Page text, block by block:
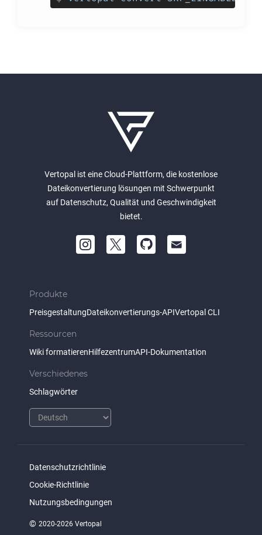
Vertopal ist eine Cloud-Plattform, die kostenlose
Dateikonvertierung lösungen mit Schwerpunkt
auf Datenschutz, Qualität und Geschwindigkeit
bietet.
Produkte
PreisgestaltungDateikonvertierungs-APIVertopal CLI
Ressourcen
Wiki formatierenHilfezentrumAPI-Dokumentation
Verschiedenes
Schlagwörter
Datenschutzrichtlinie
Cookie-Richtlinie
Nutzungsbedingungen
© 2020-2026 Vertopal